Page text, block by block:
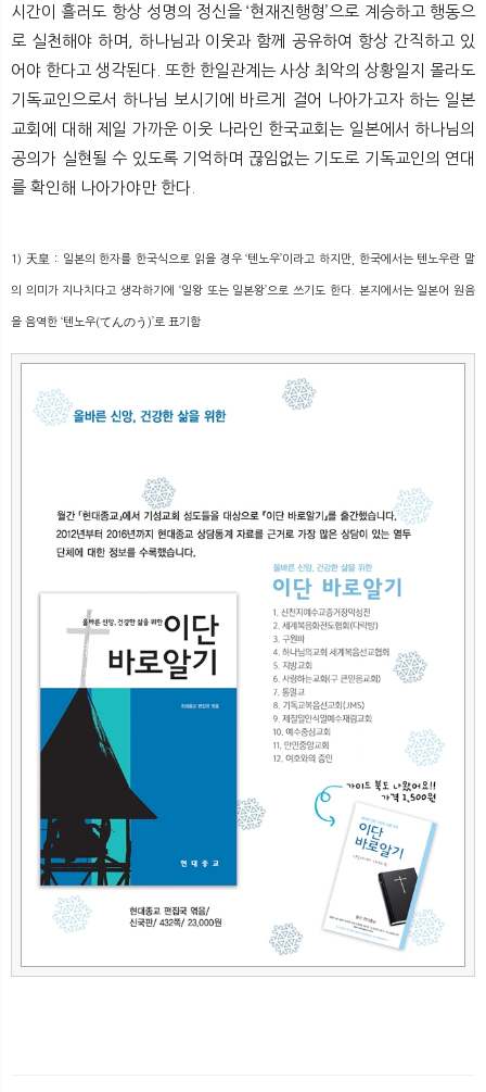
시간이 흘러도 항상 성명의 정신을 ‘현재진행형’으로 계승하고 행동으
로 실천해야 하며, 하나님과 이웃과 함께 공유하여 항상 간직하고 있
어야 한다고 생각된다. 또한 한일관계는 사상 최악의 상황일지 몰라도
기독교인으로서 하나님 보시기에 바르게 걸어 나아가고자 하는 일본
교회에 대해 제일 가까운 이웃 나라인 한국교회는 일본에서 하나님의
공의가 실현될 수 있도록 기억하며 끊임없는 기도로 기독교인의 연대
를 확인해 나아가야만 한다.
1) 天皇：일본의 한자를 한국식으로 읽을 경우 ‘텐노우’이라고 하지만, 한국에서는 텐노우란 말
의 의미가 지나치다고 생각하기에 ‘일왕 또는 일본왕’으로 쓰기도 한다. 본지에서는 일본어 원음
을 음역한 ‘텐노우(てんのう)’로 표기함